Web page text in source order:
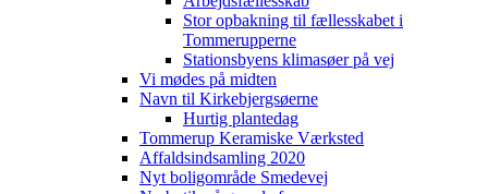
Stor opbakning til fællesskabet i
Tommerupperne
Stationsbyens klimasøer på vej
Vi mødes på midten
Navn til Kirkebjergsøerne
Hurtig plantedag
Tommerup Keramiske Værksted
Affaldsindsamling 2020
Nyt boligområde Smedevej